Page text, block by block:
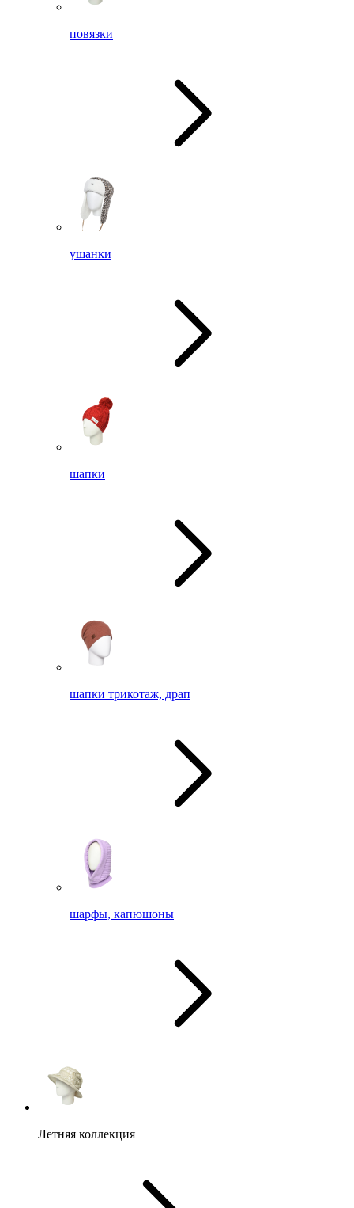
повязки
ушанки
шапки
шапки трикотаж, драп
шарфы, капюшоны
Летняя коллекция